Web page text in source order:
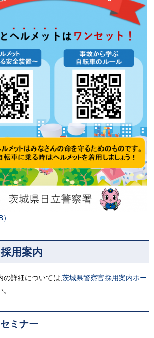
用案内
詳細については, 茨城県警察官採用案内ホー
ミナー